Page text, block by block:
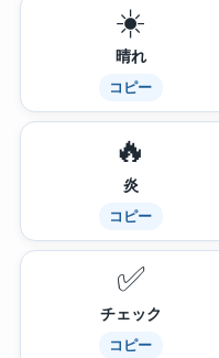
☀️
晴れ
コピー
🔥
炎
コピー
✅
チェック
コピー